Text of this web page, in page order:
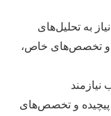
به تحلیل‌های
و تخصص‌های خاص،
نیازمند
پیچیده و تخصص‌های